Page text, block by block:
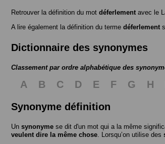
Retrouver la définition du mot déferlement avec le
A lire également la définition du terme déferlement
Dictionnaire des synonymes
Classement par ordre alphabétique des
A B C D E F G H
Synonyme définition
Un synonyme se dit d'un mot qui a la même
veulent dire la même chose . Lorsqu’on utilise des